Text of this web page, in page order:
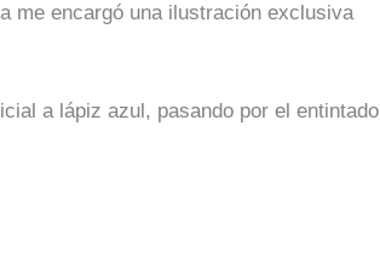
me encargó una ilustración exclusiva
a lápiz azul, pasando por el entintado